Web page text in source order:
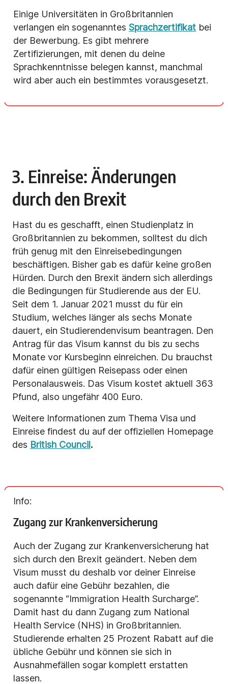
Einige Universitäten in Großbritannien
verlangen ein sogenanntes Sprachzertifikat bei
der Bewerbung. Es gibt mehrere
Zertifizierungen, mit denen du deine
Sprachkenntnisse belegen kannst, manchmal
wird aber auch ein bestimmtes vorausgesetzt.
3. Einreise: Änderungen
durch den Brexit
Hast du es geschafft, einen Studienplatz in
Großbritannien zu bekommen, solltest du dich
früh genug mit den Einreisebedingungen
beschäftigen. Bisher gab es dafür keine großen
Hürden. Durch den Brexit ändern sich allerdings
die Bedingungen für Studierende aus der EU.
Seit dem 1. Januar 2021 musst du für ein
Studium, welches länger als sechs Monate
dauert, ein Studierendenvisum beantragen. Den
Antrag für das Visum kannst du bis zu sechs
Monate vor Kursbeginn einreichen. Du brauchst
dafür einen gültigen Reisepass oder einen
Personalausweis. Das Visum kostet aktuell 363
Pfund, also ungefähr 400 Euro.
Weitere Informationen zum Thema Visa und
Einreise findest du auf der offiziellen Homepage
des British Council.
Info:
Zugang zur Krankenversicherung
Auch der Zugang zur Krankenversicherung hat
sich durch den Brexit geändert. Neben dem
Visum musst du deshalb vor deiner Einreise
auch dafür eine Gebühr bezahlen, die
sogenannte “Immigration Health Surcharge”.
Damit hast du dann Zugang zum National
Health Service (NHS) in Großbritannien.
Studierende erhalten 25 Prozent Rabatt auf die
übliche Gebühr und können sie sich in
Ausnahmefällen sogar komplett erstatten
lassen.